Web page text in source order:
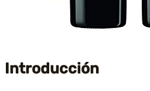
Introducción